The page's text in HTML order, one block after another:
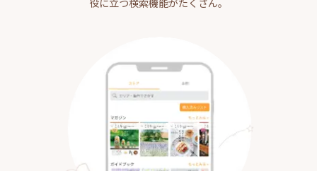
役に立つ検索機能がたくさん。